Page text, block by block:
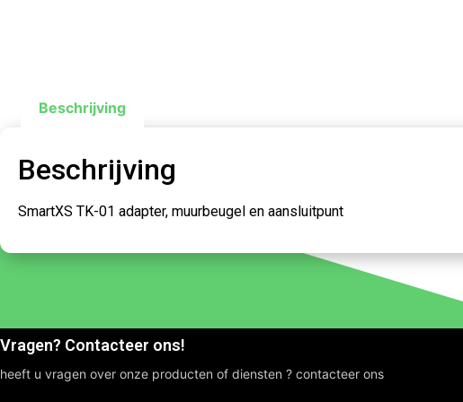
Beschrijving
Beschrijving
SmartXS TK-01 adapter, muurbeugel en aansluitpunt
Vragen? Contacteer ons!
heeft u vragen over onze producten of diensten ? contacteer ons